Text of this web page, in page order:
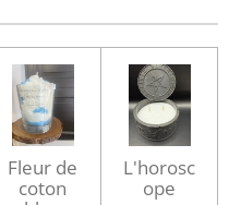
Fleur de
coton
L'horosc
ope